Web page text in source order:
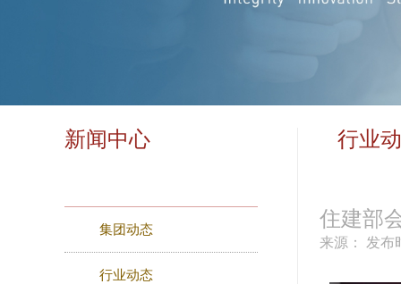
新闻中心
集团动态
行业动态
行业
住建部
来源： 发布